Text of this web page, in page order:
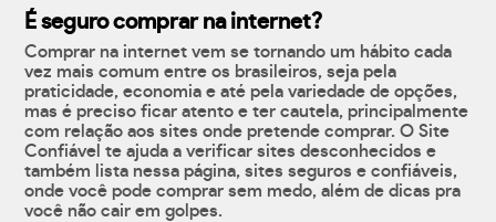
É seguro comprar na internet?
Comprar na internet vem se tornando um hábito cada
vez mais comum entre os brasileiros, seja pela
praticidade, economia e até pela variedade de opções,
mas é preciso ficar atento e ter cautela, principalmente
com relação aos sites onde pretende comprar. O Site
Confiável te ajuda a verificar sites desconhecidos e
também lista nessa página, sites seguros e confiáveis,
onde você pode comprar sem medo, além de dicas pra
você não cair em golpes.